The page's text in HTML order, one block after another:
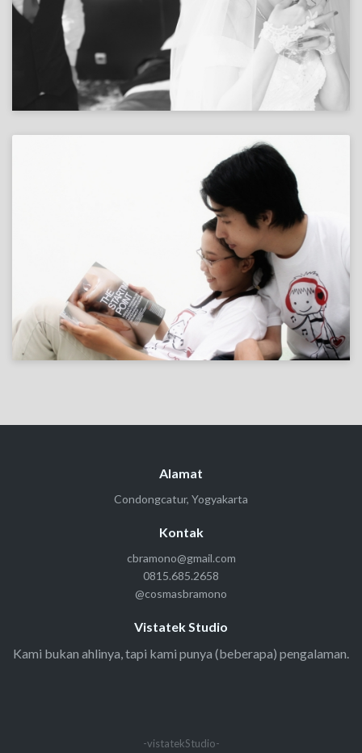
Alamat
Condongcatur, Yogyakarta
Kontak
cbramono@gmail.com
0815.685.2658
@cosmasbramono
Vistatek Studio
Kami bukan ahlinya, tapi kami punya (beberapa) pengalaman.
-vistatekStudio-